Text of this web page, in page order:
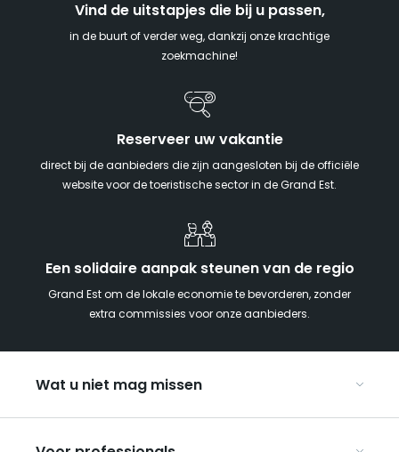
Vind de uitstapjes die bij u passen,
in de buurt of verder weg, dankzij onze krachtige
zoekmachine!
Reserveer uw vakantie
direct bij de aanbieders die zijn aangesloten bij de officiële
website voor de toeristische sector in de Grand Est.
Een solidaire aanpak steunen van de regio
Grand Est om de lokale economie te bevorderen, zonder
extra commissies voor onze aanbieders.
Wat u niet mag missen